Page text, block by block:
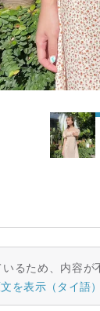
るため、内容が
を表示（タイ語）